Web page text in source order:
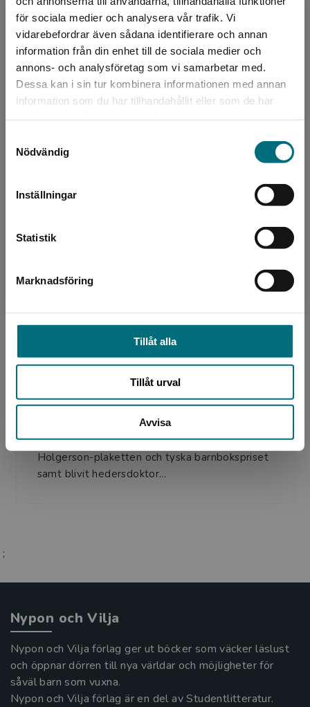
för sociala medier och analysera vår trafik. Vi
vidarebefordrar även sådana identifierare och annan
information från din enhet till de sociala medier och
annons- och analysföretag som vi samarbetar med.
Dessa kan i sin tur kombinera informationen med annan
information som du har tillhandahållit eller som de har
Nödvändig
Inställningar
Statistik
Marknadsföring
Tillåt alla
Tillåt urval
Avvisa
Begränsad fraktregion
Det verkar som att du besöker
Sverige. För att kunna slutföra ett köp måste
Kirsten Ahlburg är en dansk författare som har
skrivit för barn, unga och vuxna i över 30 år.
Hon har specialiserat sig på att skriva lättläst,
och...
Översättare
Hans Peterson
Hans Peterson (1922-2022) var nestor i
genren lättläst. Han har mottagit Nils
Holgerson-plaketten och tyska barnbokspriset
samt blivit hedersdoktor...
;
Nypon och Vilja
Nypon och Vilja förlag ger ut böcker som väcker läslust
och öppnar dörren till nya världar och möjligheter för
såväl barn som vuxna.
Nypon och Vilja förlag är en del av Studentlitteratur.